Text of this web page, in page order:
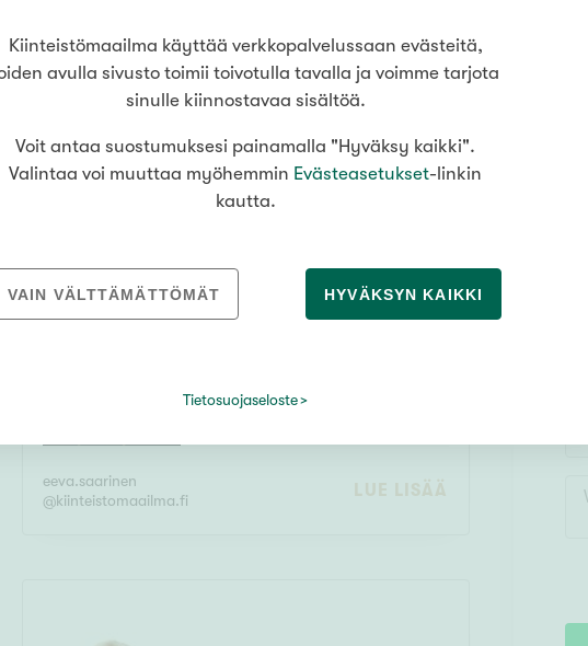
asiantuntijalta
EEVA SAARINEN
0504329981
eeva.saarinen
@kiinteistomaailma.fi LUE LISÄÄ
Kiinteistömaailma käyttää verkkopalvelussaan evästeitä,
avulla sivusto toimii toivotulla tavalla ja voimme tarjota
sinulle kiinnostavaa sisältöä.
Voit antaa suostumuksesi painamalla "Hyväksy kaikki".
Valintaa voi muuttaa myöhemmin Evästeasetukset-linkin
kautta.
VAIN VÄLTTÄMÄTTÖMÄT HYVÄKSYN KAIKKI
Tietosuojaseloste